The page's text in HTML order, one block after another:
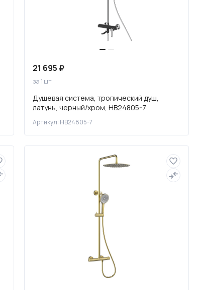
21 695 ₽
за 1 шт
Душевая система, тропический душ,
латунь, черный/хром, HB24805-7
Артикул: HB24805-7